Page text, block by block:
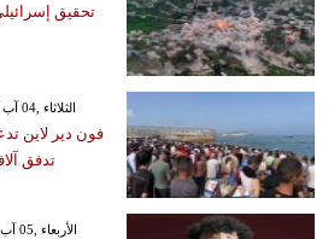
تحقيق
GMT 02:15 2026 الثلاثاء ,04 آب / أغسطس
فون دير لاين
تدفق
GMT 03:07 2026 الأربعاء ,05 آب / أغسطس